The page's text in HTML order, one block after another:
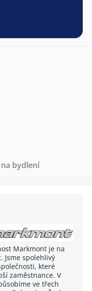
bydlení
Markmont je na
Jsme spolehlivý
které
zaměstnance. V
ve třech